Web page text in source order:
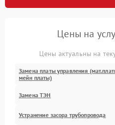
Цены на
Цены актуальны на
Замена платы управления
мейн платы)
Замена ТЭН
Устранение засора трубопровода